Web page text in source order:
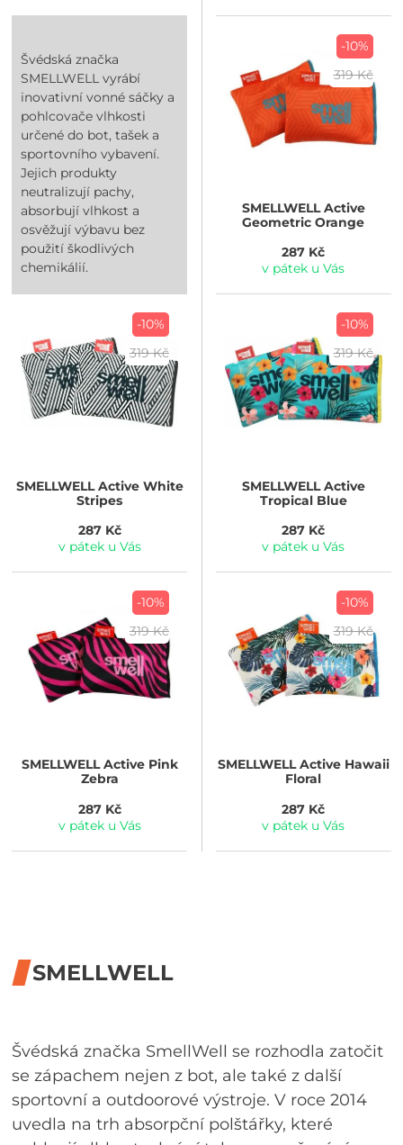
Švédská značka
SMELLWELL vyrábí
inovativní vonné sáčky a
pohlcovače vlhkosti
určené do bot, tašek a
sportovního vybavení.
Jejich produkty
neutralizují pachy,
absorbují vlhkost a
osvěžují výbavu bez
použití škodlivých
chemikálií.
-10%
319 Kč
SMELLWELLActive
Geometric Orange
287 Kč
v pátek u Vás
-10%
319 Kč
SMELLWELLActive White
Stripes
287 Kč
v pátek u Vás
-10%
319 Kč
SMELLWELLActive
Tropical Blue
287 Kč
v pátek u Vás
-10%
319 Kč
SMELLWELLActive Pink
Zebra
287 Kč
v pátek u Vás
-10%
319 Kč
SMELLWELLActive Hawaii
Floral
287 Kč
v pátek u Vás
SMELLWELL
Švédská značka SmellWell se rozhodla zatočit
se zápachem nejen z bot, ale také z další
sportovní a outdoorové výstroje. V roce 2014
uvedla na trh absorpční polštářky, které